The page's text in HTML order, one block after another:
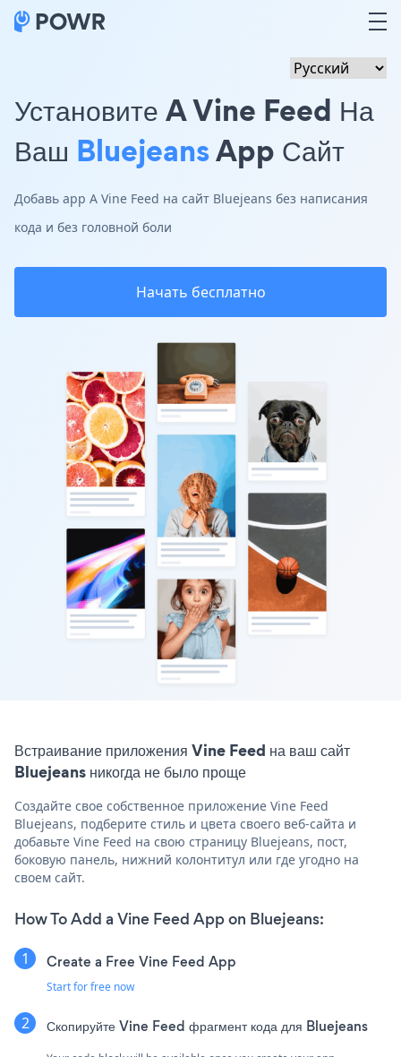
Установите A Vine Feed На
Ваш BluejeansApp Сайт
Добавь app A Vine Feed на сайт Bluejeans без написания
кода и без головной боли
Начать бесплатно
Встраивание приложения Vine Feed на ваш сайт
Bluejeans никогда не было проще
Создайте свое собственное приложение Vine Feed
Bluejeans, подберите стиль и цвета своего веб-сайта и
добавьте Vine Feed на свою страницу Bluejeans, пост,
боковую панель, нижний колонтитул или где угодно на
своем сайт.
How To Add a Vine Feed App on Bluejeans:
Create a Free Vine Feed App
Start for free now
Скопируйте Vine Feed фрагмент кода для Bluejeans